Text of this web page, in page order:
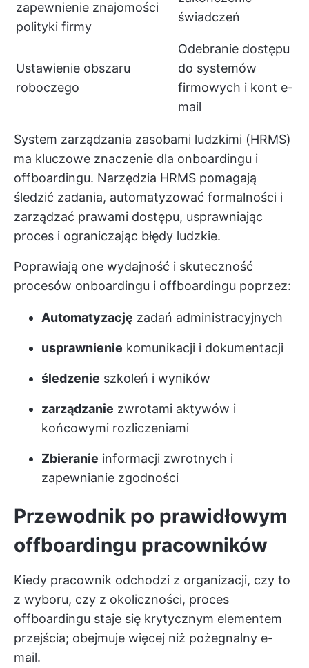
zapewnienie znajomości
polityki firmy
świadczeń
Ustawienie obszaru
roboczego
Odebranie dostępu
do systemów
firmowych i kont e-
mail
System zarządzania zasobami ludzkimi (HRMS)
ma kluczowe znaczenie dla onboardingu i
offboardingu. Narzędzia HRMS pomagają
śledzić zadania, automatyzować formalności i
zarządzać prawami dostępu, usprawniając
proces i ograniczając błędy ludzkie.
Poprawiają one wydajność i skuteczność
procesów onboardingu i offboardingu poprzez:
Automatyzację zadań administracyjnych
usprawnienie komunikacji i dokumentacji
śledzenie szkoleń i wyników
zarządzanie zwrotami aktywów i
końcowymi rozliczeniami
Zbieranie informacji zwrotnych i
zapewnianie zgodności
Przewodnik po prawidłowym
offboardingu pracowników
Kiedy pracownik odchodzi z organizacji, czy to
z wyboru, czy z okoliczności, proces
offboardingu staje się krytycznym elementem
przejścia; obejmuje więcej niż pożegnalny e-
mail.